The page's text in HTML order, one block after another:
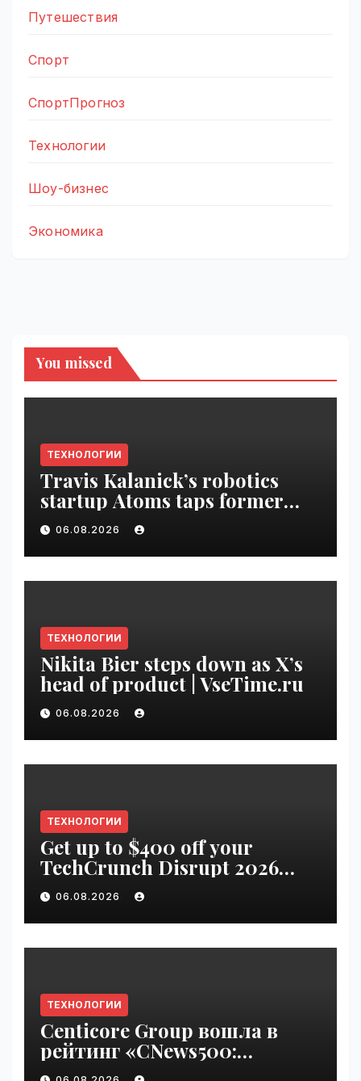
Путешествия
Спорт
СпортПрогноз
Технологии
Шоу-бизнес
Экономика
You missed
ТЕХНОЛОГИИ
Travis Kalanick’s robotics
startup Atoms taps former
Uber finance chief as CFO |
VseTime.ru
06.08.2026
ТЕХНОЛОГИИ
Nikita Bier steps down as X’s
head of product | VseTime.ru
06.08.2026
ТЕХНОЛОГИИ
Get up to $400 off your
TechCrunch Disrupt 2026
pass until Friday | VseTime.ru
06.08.2026
ТЕХНОЛОГИИ
Centicore Group вошла в
рейтинг «CNews500:
Крупнейшие ИТ-компании